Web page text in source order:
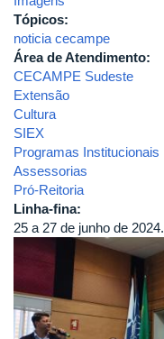
Tópicos:
noticia cecampe
Área de Atendimento:
CECAMPE Sudeste
Extensão
Cultura
SIEX
Programas Institucionais
Assessorias
Pró-Reitoria
Linha-fina:
25 a 27 de junho de 2024.